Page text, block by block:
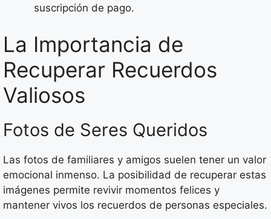
suscripción de pago.
La Importancia de
Recuperar Recuerdos
Valiosos
Fotos de Seres Queridos
Las fotos de familiares y amigos suelen tener un valor
emocional inmenso. La posibilidad de recuperar estas
imágenes permite revivir momentos felices y
mantener vivos los recuerdos de personas especiales.